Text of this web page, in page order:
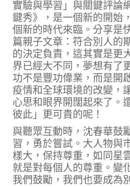
實驗與學習」與關鍵評論
鍵秀》，是一個新的開始
個新的時代來臨。分享是
篇親子文章：符合別人的
的決定負責，這其實是更
界已經大不同，夢想有了
功不是豐功偉業，而是開
疫情和全球環境的改變，
心思和眼界開闊起來了。
彼此」更可貴的呢！
與聽眾互動時，沈春華鼓
習，勇於嘗試。大人物與
樣大，保持尊重，如同星
就是對每個人的尊重。變
我們鼓勵，我們也要成為